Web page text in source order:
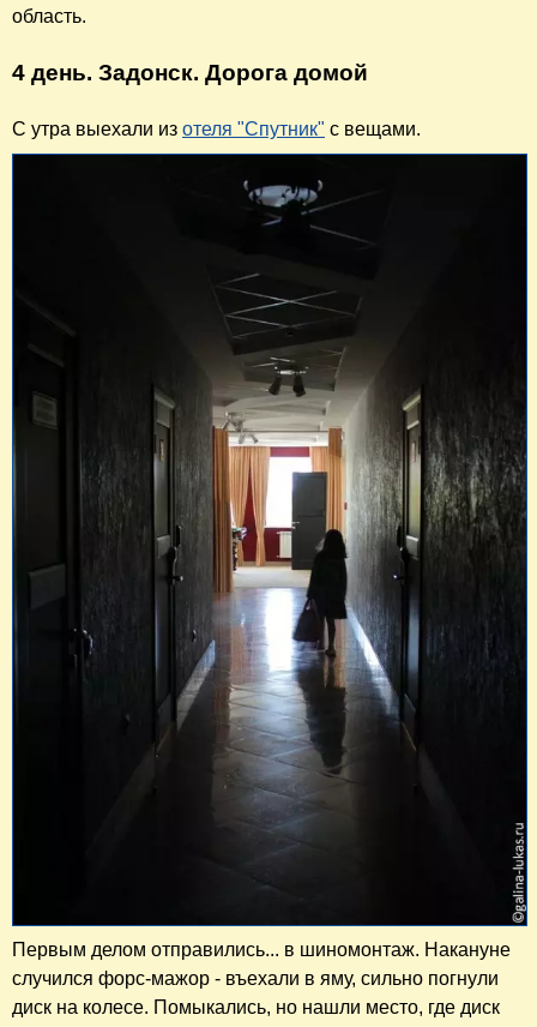
область.
4 день. Задонск. Дорога домой
С утра выехали из отеля "Спутник" с вещами.
Первым делом отправились... в шиномонтаж. Накануне
случился форс-мажор - въехали в яму, сильно погнули
диск на колесе. Помыкались, но нашли место, где диск